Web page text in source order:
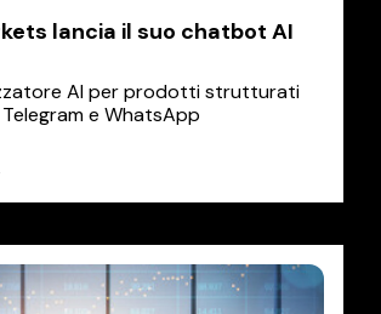
lancia il suo chatbot AI
AI per prodotti strutturati
e WhatsApp